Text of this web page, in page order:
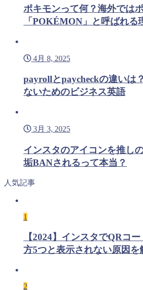
ポキモンって何？海外では
「POKÉMON」と呼ばれる
4月 8, 2025
payrollとpaycheckの違いは
ないためのビジネス英語
3月 3, 2025
インスタのアイコンを推し
垢BANされるって本当？
人気記事
1
【2024】インスタでQRコ
方5つと表示されない原因を
2